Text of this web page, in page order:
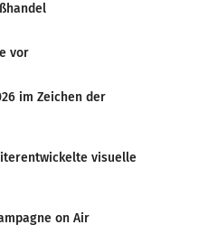
vor
im Zeichen der
visuelle
on Air